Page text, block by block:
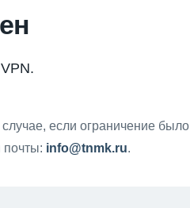
если ограничение было
почты: info@tnmk.ru.